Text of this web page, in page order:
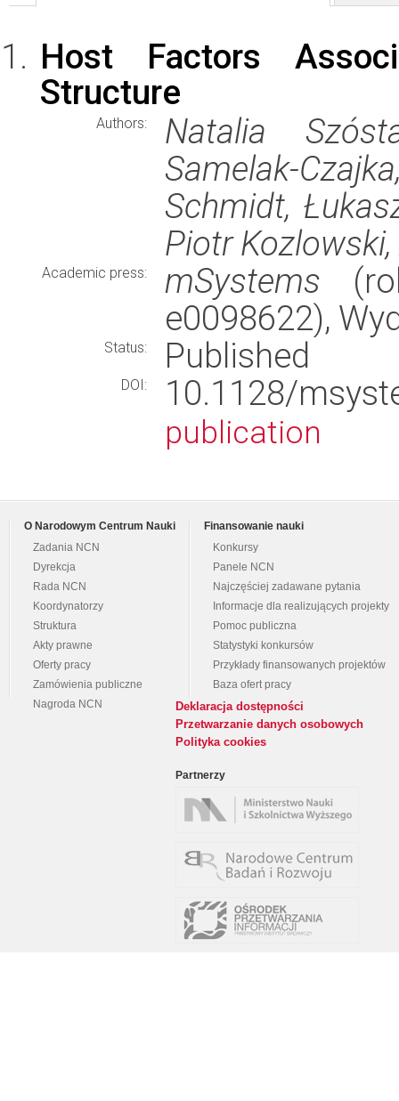
Host Factors
Structure
Authors:
Natalia
Samelak-
Schmidt,
Piotr
Academic press: mSystems
e0098622),
Status: Published
DOI: 10.1128/
publication
O Narodowym Centrum Nauki
Zadania NCN
Dyrekcja
Rada NCN
Koordynatorzy
Struktura
Akty prawne
Oferty pracy
Zamówienia publiczne
Nagroda NCN
Finansowanie nauki
Konkursy
Panele NCN
Najczęściej zadawane pytania
Informacje dla realizujących projekty
Pomoc publiczna
Statystyki konkursów
Przykłady finansowanych projektów
Baza ofert pracy
Deklaracja dostępności
Przetwarzanie danych osobowych
Polityka cookies
Partnerzy